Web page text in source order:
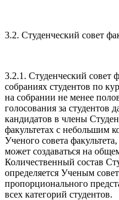
3.2. Студенческий совет
3.2.1. Студенческий совет
собраниях студентов по
на собрании не менее
голосования за студентов
кандидатов в члены
факультетах с небольшим
Ученого совета
может создаваться на
Количественный состав
определяется Ученым
пропорционального
всех категорий студентов.